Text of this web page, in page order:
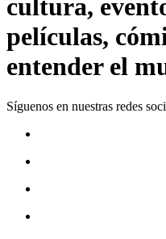
cultura,
películas,
entender el
Síguenos en nuestras redes